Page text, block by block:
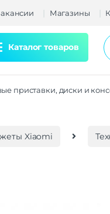
Магазины
Каталог товаров
приставки, диски и
Xiaomi